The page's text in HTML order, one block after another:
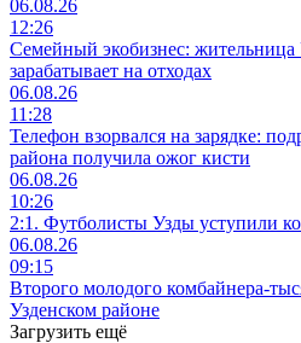
06.08.26
12:26
Семейный экобизнес: жительница
зарабатывает на отходах
06.08.26
11:28
Телефон взорвался на зарядке:
района получила ожог кисти
06.08.26
10:26
2:1. Футболисты Узды уступили
06.08.26
09:15
Второго молодого комбайнера-
Узденском районе
Загрузить ещё